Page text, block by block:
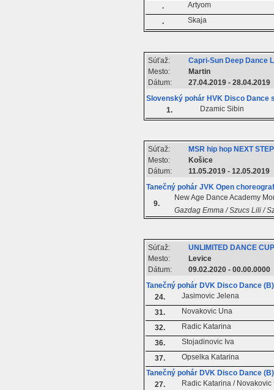
.
Artyom
.
Skaja
Súťaž:
Capri-Sun Deep Dance
Mesto:
Martin
Dátum:
27.04.2019 - 28.04.2019
Slovenský pohár HVK Disco Dance
1.
Dzamic Sibin
Súťaž:
MSR hip hop NEXT
Mesto:
Košice
Dátum:
11.05.2019 - 12.05.2019
Tanečný pohár JVK Open
9.
New Age Dance Academy
Gazdag Emma / Szucs Lili /
Súťaž:
UNLIMITED DANCE
Mesto:
Levice
Dátum:
09.02.2020 - 00.00.0000
Tanečný pohár DVK Disco Dance
24.
Jasimovic Jelena
31.
Novakovic Una
32.
Radic Katarina
36.
Stojadinovic Iva
37.
Opselka Katarina
Tanečný pohár DVK Disco Dance
27.
Radic Katarina / Novakovic